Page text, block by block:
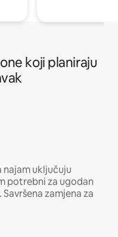
koji planiraju
uključuju
potrebni za ugodan
zamjena za